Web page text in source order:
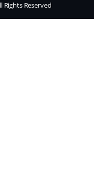
Rights Reserved